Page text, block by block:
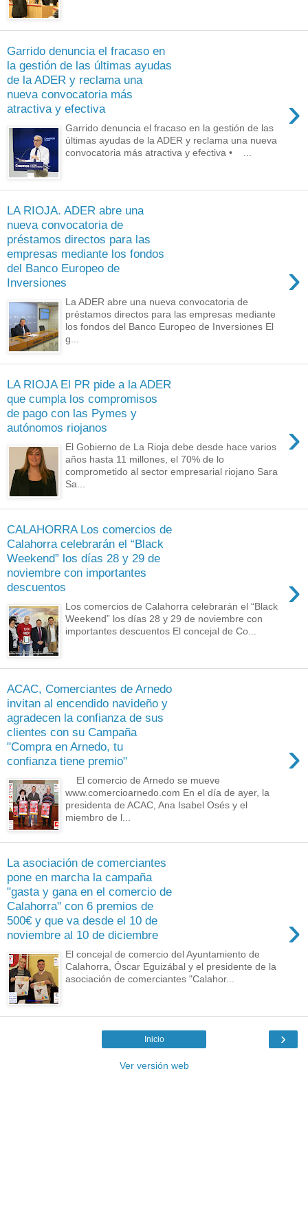
Garrido denuncia el fracaso en
la gestión de las últimas ayudas
de la ADER y reclama una
nueva convocatoria más
atractiva y efectiva
›
Garrido denuncia el fracaso en la gestión de las
últimas ayudas de la ADER y reclama una nueva
convocatoria más atractiva y efectiva • ...
LA RIOJA. ADER abre una
nueva convocatoria de
préstamos directos para las
empresas mediante los fondos
del Banco Europeo de
Inversiones
›
La ADER abre una nueva convocatoria de
préstamos directos para las empresas mediante
los fondos del Banco Europeo de Inversiones El
g...
LA RIOJA El PR pide a la ADER
que cumpla los compromisos
de pago con las Pymes y
autónomos riojanos
›
El Gobierno de La Rioja debe desde hace varios
años hasta 11 millones, el 70% de lo
comprometido al sector empresarial riojano Sara
Sa...
CALAHORRA Los comercios de
Calahorra celebrarán el “Black
Weekend” los días 28 y 29 de
noviembre con importantes
descuentos
›
Los comercios de Calahorra celebrarán el “Black
Weekend” los días 28 y 29 de noviembre con
importantes descuentos El concejal de Co...
ACAC, Comerciantes de Arnedo
invitan al encendido navideño y
agradecen la confianza de sus
clientes con su Campaña
"Compra en Arnedo, tu
confianza tiene premio"
›
El comercio de Arnedo se mueve
www.comercioarnedo.com En el día de ayer, la
presidenta de ACAC, Ana Isabel Osés y el
miembro de l...
La asociación de comerciantes
pone en marcha la campaña
"gasta y gana en el comercio de
Calahorra" con 6 premios de
500€ y que va desde el 10 de
noviembre al 10 de diciembre
›
El concejal de comercio del Ayuntamiento de
Calahorra, Óscar Eguizábal y el presidente de la
asociación de comerciantes "Calahor...
›
Inicio
Ver versión web